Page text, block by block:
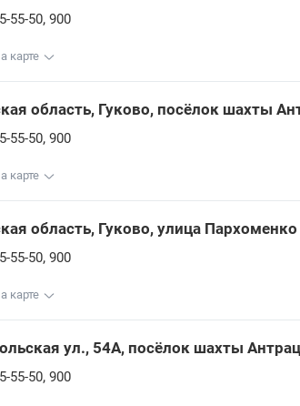
55-50, 900
карте
область, Гуково, посёлок шахты
55-50, 900
карте
область, Гуково, улица Пархоменко
55-50, 900
карте
ул., 54А, посёлок шахты
55-50, 900